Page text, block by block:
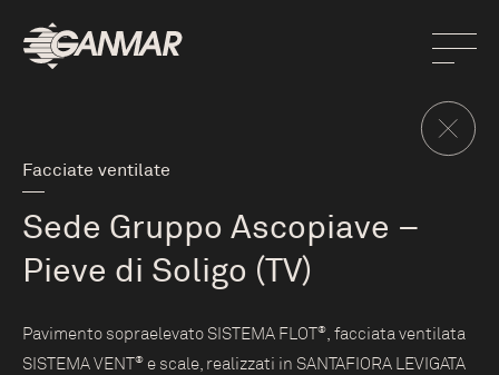
Facciate ventilate
Sede Gruppo Ascopiave –
Pieve di Soligo (TV)
Pavimento sopraelevato SISTEMA FLOT®, facciata ventilata
SISTEMA VENT® e scale, realizzati in SANTAFIORA LEVIGATA